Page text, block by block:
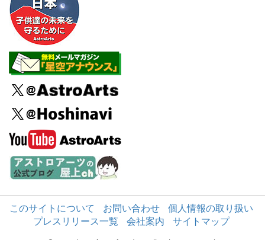
このサイトについて お問い合わせ
個人情報の取り扱い
プレスリリース一覧
会社案内 サイトマップ